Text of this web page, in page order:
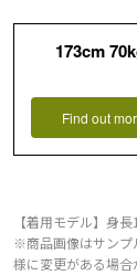
173cm
Find out
【着用モデル】身
※商品画像はサンプ
様に変更がある場合